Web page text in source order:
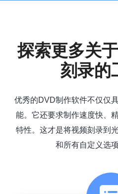
探索更多关
刻录的
优秀的DVD制作软件不仅仅
能。它还要求制作速度快、
特性。这才是将视频刻录到
和所有自定义选